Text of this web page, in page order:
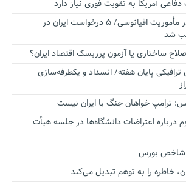
آمریکا به تقویت فوری نیاز دارد
اقتدار ناوگروه ۱۰۳ در مأموریت‌ اقیانوسی/ ۵ درخواست ایران در
شد
ساختاری یا آزمون پرریسک اقتصاد ایران؟
پایان هفته/ انسداد و یکطرفه‌سازی
ترامپ خواهان جنگ با ایران نیست
درباره اعتراضات دانشگاه‌ها در جلسه هیأت
خاطره را به توهم تبدیل می‌کند